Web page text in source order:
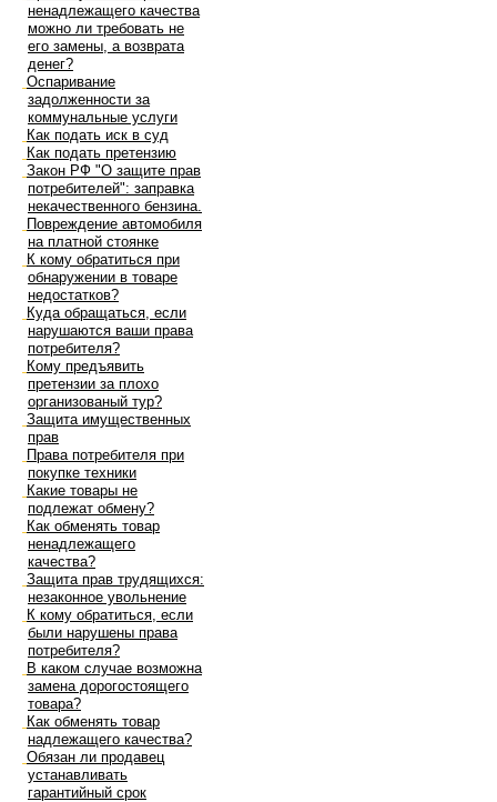
ненадлежащего качества
можно ли требовать не
его замены, а возврата
денег?
Оспаривание
задолженности за
коммунальные услуги
Как подать иск в суд
Как подать претензию
Закон РФ "О защите прав
потребителей": заправка
некачественного бензина.
Повреждение автомобиля
на платной стоянке
К кому обратиться при
обнаружении в товаре
недостатков?
Куда обращаться, если
нарушаются ваши права
потребителя?
Кому предъявить
претензии за плохо
организованый тур?
Защита имущественных
прав
Права потребителя при
покупке техники
Какие товары не
подлежат обмену?
Как обменять товар
ненадлежащего
качества?
Защита прав трудящихся:
незаконное увольнение
К кому обратиться, если
были нарушены права
потребителя?
В каком случае возможна
замена дорогостоящего
товара?
Как обменять товар
надлежащего качества?
Обязан ли продавец
устанавливать
гарантийный срок